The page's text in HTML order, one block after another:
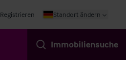
Registrieren Standort ändern
Immobiliensuche